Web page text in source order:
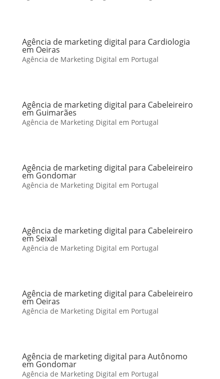
Agência de marketing digital para Cardiologia
em Oeiras
Agência de Marketing Digital em Portugal
Agência de marketing digital para Cabeleireiro
em Guimarães
Agência de Marketing Digital em Portugal
Agência de marketing digital para Cabeleireiro
em Gondomar
Agência de Marketing Digital em Portugal
Agência de marketing digital para Cabeleireiro
em Seixal
Agência de Marketing Digital em Portugal
Agência de marketing digital para Cabeleireiro
em Oeiras
Agência de Marketing Digital em Portugal
Agência de marketing digital para Autônomo
em Gondomar
Agência de Marketing Digital em Portugal